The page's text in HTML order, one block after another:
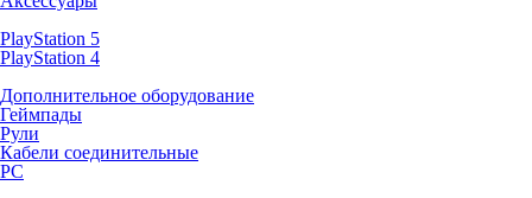
PlayStation 5
PlayStation 4
Дополнительное оборудование
Геймпады
Рули
Кабели соединительные
PC